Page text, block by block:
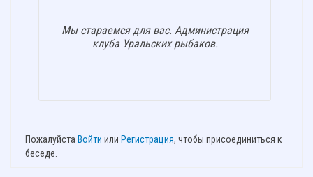
Мы стараемся для вас. Администрация
клуба Уральских рыбаков.
Пожалуйста Войти или Регистрация, чтобы присоединиться к
беседе.